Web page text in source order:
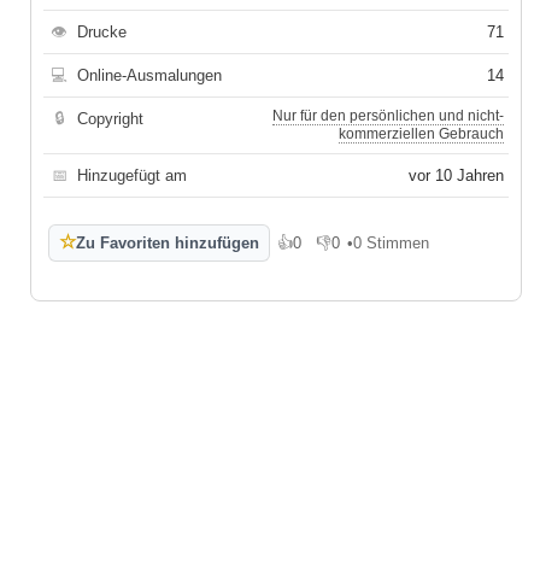
👁 Drucke 71
💻 Online-Ausmalungen 14
🔒 Copyright
Nur für den persönlichen und nicht-
kommerziellen Gebrauch
📅 Hinzugefügt am vor 10 Jahren
☆Zu Favoriten hinzufügen 👍0
Gefällt mir
👎0
Gefällt mir nicht
•0 Stimmen